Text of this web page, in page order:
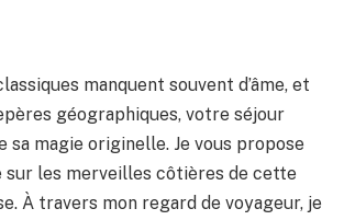
manquent souvent d’âme, et
géographiques, votre séjour
sa magie originelle. Je vous propose
sur les merveilles côtières de cette
À travers mon regard de voyageur, je